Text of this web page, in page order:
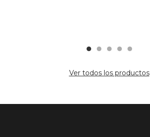
Ver todos los productos